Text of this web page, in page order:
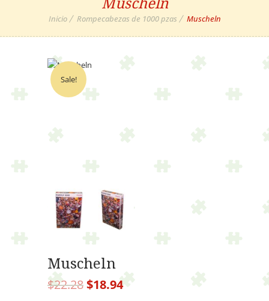
Muscheln
Inicio Rompecabezas de 1000 pzas Muscheln
Sale!
Muscheln
$22.28El
$18.94El